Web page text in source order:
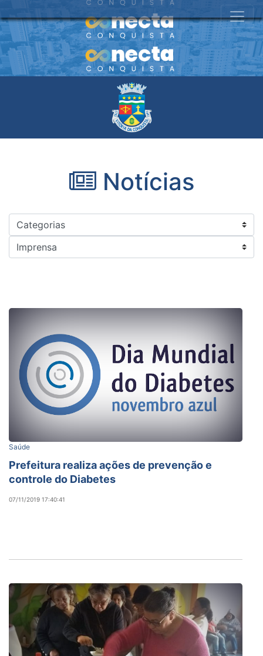
Notícias
Saúde
Prefeitura realiza ações de prevenção e
controle do Diabetes
07/11/2019 17:40:41